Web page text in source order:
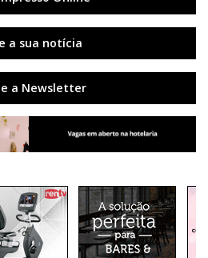
a sua notícia
a Newsletter